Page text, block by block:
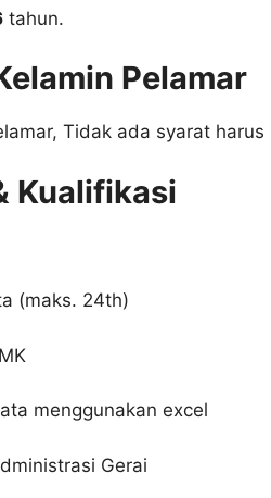
tahun.
Pelamar
Tidak ada syarat
Kualifikasi
(maks. 24th)
menggunakan excel
Gerai